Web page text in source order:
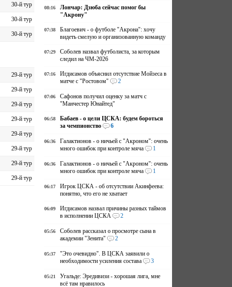
30-й тур
30-й тур
30-й тур
29-й тур
29-й тур
29-й тур
29-й тур
29-й тур
29-й тур
29-й тур
29-й тур
08:16
Лончар: Дзюба сейчас помог бы
"Акрону"
07:38
Благоевич - о футболе "Акрона": хочу
видеть смелую и организованную команду
07:29
Соболев назвал футболиста, за которым
следил на ЧМ-2026
07:16
Игдисамов объяснил отсутствие Мойзеса в
матче с "Ростовом"
2
07:06
Сафонов получил оценку за матч с
"Манчестер Юнайтед"
06:58
Бабаев - о цели ЦСКА: будем бороться
за чемпионство
6
06:36
Галактионов - о ничьей с "Акроном": очень
много ошибок при контроле мяча
1
06:36
Галактионов - о ничьей с "Акроном": очень
много ошибок при контроле мяча
1
06:17
Игрок ЦСКА - об отсутствии Акинфеева:
понятно, что его не хватает
06:09
Игдисамов назвал причины разных таймов
в исполнении ЦСКА
2
05:56
Соболев рассказал о просмотре сына в
академии "Зенита"
2
05:37
"Это очевидно". В ЦСКА заявили о
необходимости усиления состава
3
05:21
Угальде: Эредивизи - хорошая лига, мне
всё там нравилось